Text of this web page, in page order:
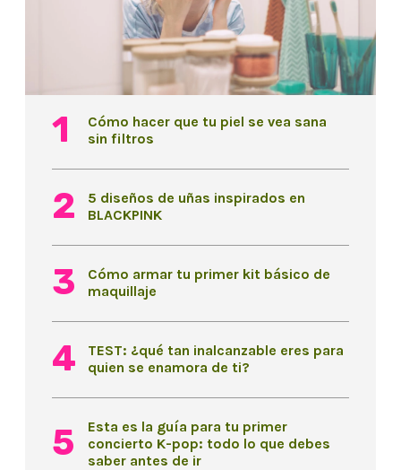
Cómo hacer que tu piel se vea sana
sin filtros
5 diseños de uñas inspirados en
BLACKPINK
Cómo armar tu primer kit básico de
maquillaje
TEST: ¿qué tan inalcanzable eres para
quien se enamora de ti?
Esta es la guía para tu primer
concierto K-pop: todo lo que debes
saber antes de ir